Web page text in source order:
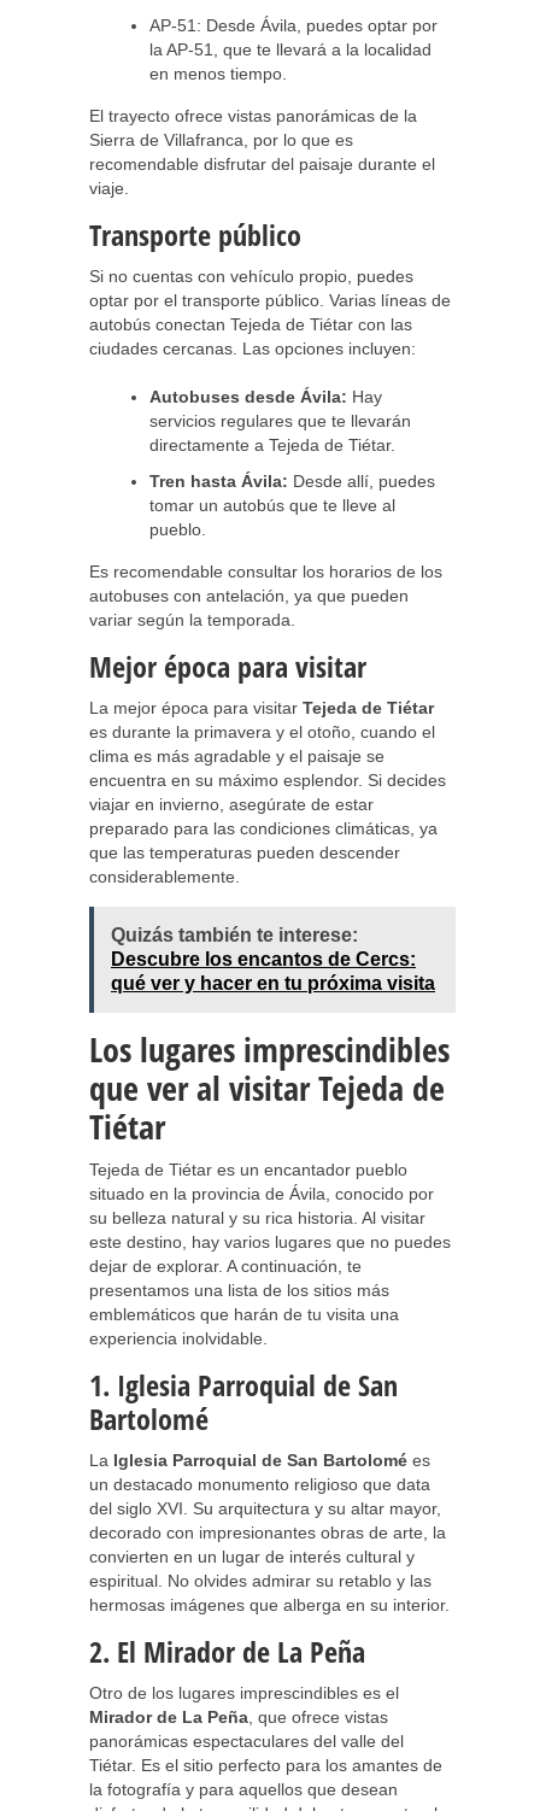
AP-51: Desde Ávila, puedes optar por
la AP-51, que te llevará a la localidad
en menos tiempo.
El trayecto ofrece vistas panorámicas de la
Sierra de Villafranca, por lo que es
recomendable disfrutar del paisaje durante el
viaje.
Transporte público
Si no cuentas con vehículo propio, puedes
optar por el transporte público. Varias líneas de
autobús conectan Tejeda de Tiétar con las
ciudades cercanas. Las opciones incluyen:
Autobuses desde Ávila: Hay
servicios regulares que te llevarán
directamente a Tejeda de Tiétar.
Tren hasta Ávila: Desde allí, puedes
tomar un autobús que te lleve al
pueblo.
Es recomendable consultar los horarios de los
autobuses con antelación, ya que pueden
variar según la temporada.
Mejor época para visitar
La mejor época para visitar Tejeda de Tiétar
es durante la primavera y el otoño, cuando el
clima es más agradable y el paisaje se
encuentra en su máximo esplendor. Si decides
viajar en invierno, asegúrate de estar
preparado para las condiciones climáticas, ya
que las temperaturas pueden descender
considerablemente.
Quizás también te interese:
Descubre los encantos de Cercs:
qué ver y hacer en tu próxima visita
Los lugares imprescindibles
que ver al visitar Tejeda de
Tiétar
Tejeda de Tiétar es un encantador pueblo
situado en la provincia de Ávila, conocido por
su belleza natural y su rica historia. Al visitar
este destino, hay varios lugares que no puedes
dejar de explorar. A continuación, te
presentamos una lista de los sitios más
emblemáticos que harán de tu visita una
experiencia inolvidable.
1. Iglesia Parroquial de San
Bartolomé
La Iglesia Parroquial de San Bartolomé es
un destacado monumento religioso que data
del siglo XVI. Su arquitectura y su altar mayor,
decorado con impresionantes obras de arte, la
convierten en un lugar de interés cultural y
espiritual. No olvides admirar su retablo y las
hermosas imágenes que alberga en su interior.
2. El Mirador de La Peña
Otro de los lugares imprescindibles es el
Mirador de La Peña , que ofrece vistas
panorámicas espectaculares del valle del
Tiétar. Es el sitio perfecto para los amantes de
la fotografía y para aquellos que desean